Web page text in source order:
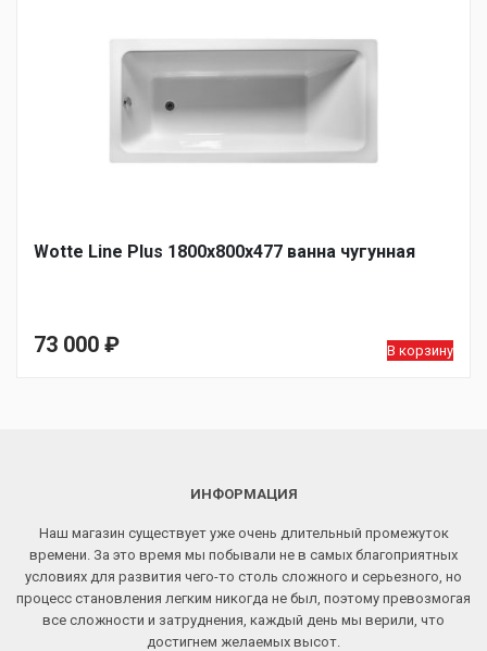
Wotte Line Plus 1800х800х477 ванна чугунная
73 000 ₽ В корзину
ИНФОРМАЦИЯ
Наш магазин существует уже очень длительный промежуток
времени. За это время мы побывали не в самых благоприятных
условиях для развития чего-то столь сложного и серьезного, но
процесс становления легким никогда не был, поэтому превозмогая
все сложности и затруднения, каждый день мы верили, что
достигнем желаемых высот.